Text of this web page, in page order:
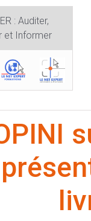
: Auditer,
et Informer